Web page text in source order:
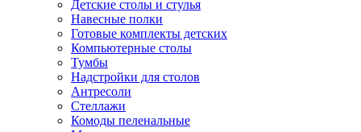
Детские столы и стулья
Навесные полки
Готовые комплекты детских
Компьютерные столы
Тумбы
Надстройки для столов
Антресоли
Стеллажи
Комоды пеленальные